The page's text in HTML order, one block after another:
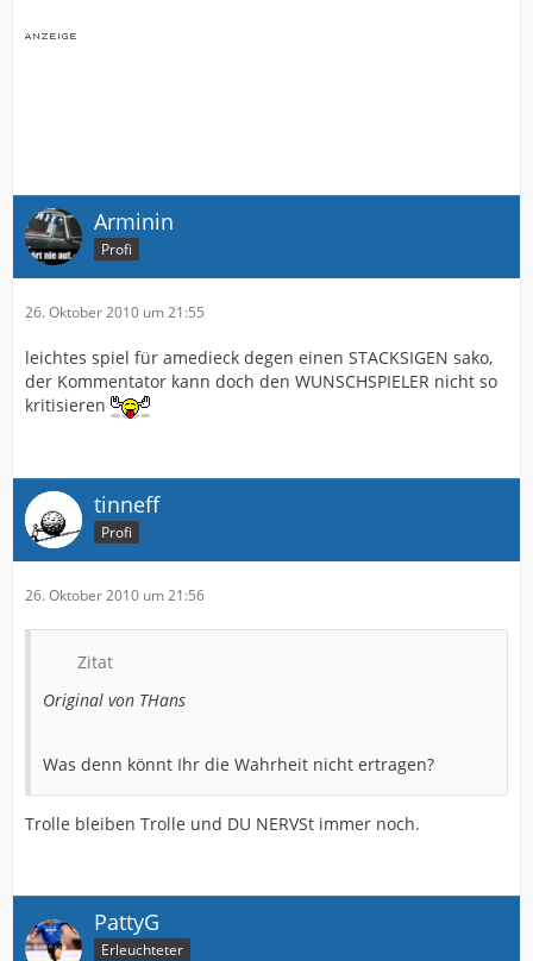
Arminin
Profi
26. Oktober 2010 um 21:55
leichtes spiel für amedieck degen einen STACKSIGEN sako,
der Kommentator kann doch den WUNSCHSPIELER nicht so
kritisieren
tinneff
Profi
26. Oktober 2010 um 21:56
Zitat
Original von THans
Was denn könnt Ihr die Wahrheit nicht ertragen?
Trolle bleiben Trolle und DU NERVSt immer noch.
PattyG
Erleuchteter